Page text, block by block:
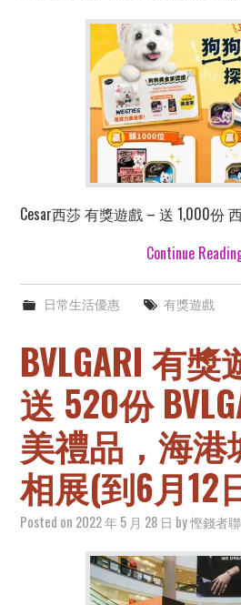
Cesar西莎 有獎遊戲 – 送 1,000份
Continue
日常生活優惠 有獎遊戲
BVLGARI 有獎
送 520份
美禮品，海港
相展(到6月12
Posted on 2022 年 5 月 28 日 by慳錢者